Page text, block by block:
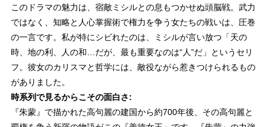
このドラマの魅力は、宿敵ミシルとの息もつかせぬ頭脳戦。武力
ではなく、知略と人心掌握術で権力を争う女たちの戦いは、圧巻
の一言です。私が特にシビれたのは、ミシルが言い放つ「天の
時、地の利、人の和…だが、最も重要なのは“人”だ」というセリ
フ。彼女のカリスマと哲学には、敵役ながら惹きつけられるもの
がありました。
時系列で見るからこその面白さ:
『朱蒙』で描かれた高句麗の建国から約700年後、その高句麗と